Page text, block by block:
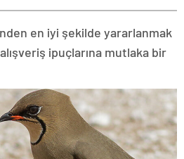
en iyi şekilde yararlanmak
ipuçlarına mutlaka bir